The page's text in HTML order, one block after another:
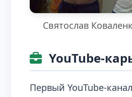
Святослав
YouTube-
Первый YouTube-